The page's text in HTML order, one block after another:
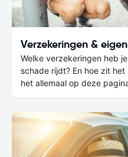
Verzekeringen &
Welke verzekeringen heb
schade rijdt? En hoe zit
het allemaal op deze